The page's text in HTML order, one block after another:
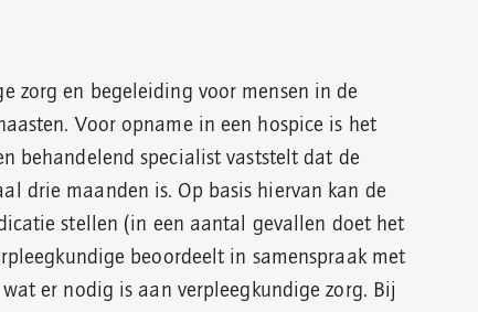
zorg en begeleiding voor mensen in de
Voor opname in een hospice is het
behandelend specialist vaststelt dat de
drie maanden is. Op basis hiervan kan de
stellen (in een aantal gevallen doet het
beoordeelt in samenspraak met
er nodig is aan verpleegkundige zorg. Bij